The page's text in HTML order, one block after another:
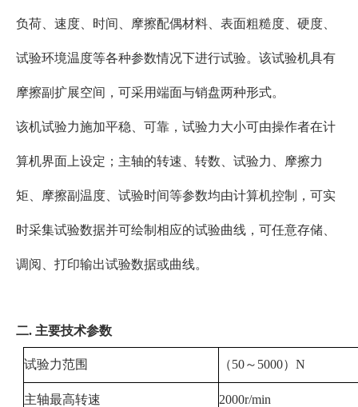
负荷、速度、时间、摩擦配偶材料、表面粗糙度、硬度、
试验环境温度等各种参数情况下进行试验。该试验机具有
摩擦副扩展空间，可采用端面与销盘两种形式。
该机试验力施加平稳、可靠，试验力大小可由操作者在计
算机界面上设定；主轴的转速、转数、试验力、摩擦力
矩、摩擦副温度、试验时间等参数均由计算机控制，可实
时采集试验数据并可绘制相应的试验曲线，可任意存储、
调阅、打印输出试验数据或曲线。
二. 主要技术参数
试验力范围 （50～5000）N
主轴最高转速 2000r/min